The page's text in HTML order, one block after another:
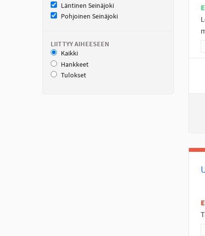
Läntinen Seinäjoki
Pohjoinen Seinäjoki
LIITTYY AIHEESEEN
Kaikki
Hankkeet
Tulokset